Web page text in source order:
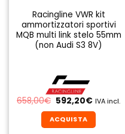
Racingline VWR kit
ammortizzatori sportivi
MQB multi link stelo 55mm
(non Audi S3 8V)
658,00€ Il
prezzo
originale
era:
658,00€.
592,20€Il
attuale
è:
592,20€.
IVA incl.
ACQUISTA